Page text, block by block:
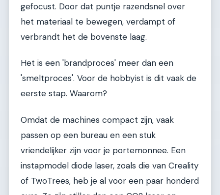
gefocust. Door dat puntje razendsnel over
het materiaal te bewegen, verdampt of
verbrandt het de bovenste laag.
Het is een 'brandproces' meer dan een
'smeltproces'. Voor de hobbyist is dit vaak de
eerste stap. Waarom?
Omdat de machines compact zijn, vaak
passen op een bureau en een stuk
vriendelijker zijn voor je portemonnee. Een
instapmodel diode laser, zoals die van Creality
of TwoTrees, heb je al voor een paar honderd